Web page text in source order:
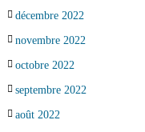
décembre 2022
novembre 2022
octobre 2022
septembre 2022
août 2022